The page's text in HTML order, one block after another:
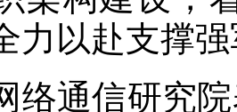
力以赴支撑
通信研究院